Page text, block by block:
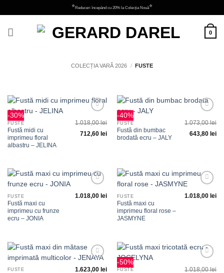
to
⭐Reduceri începând cu 20% la Colecția Nouă⭐
0
COLECȚIA VARĂ 2026 / FUSTE
-30%
la
FUSTE
Fustă midi cu
imprimeu floral
albastru – JELINA
1.018,00lei
712,60 lei
-40%
la
FUSTE
Fustă din bumbac
brodată ecru – JALY
1.073,00lei
643,80 lei
la
FUSTE
Fustă maxi cu
imprimeu cu frunze
ecru – JONIA
1.018,00 lei
la
FUSTE
Fustă maxi cu
imprimeu floral rose –
JASMYNE
1.018,00 lei
la
FUSTE 1.623,00 lei
-50%
la
FUSTE 1.018,00lei